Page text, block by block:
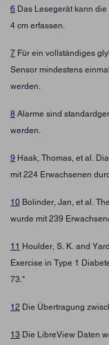
6 Das Lesegerät kann
4 cm erfassen.
7 Für ein vollständiges
Sensor mindestens
werden.
8 Alarme sind
werden.
9 Haak, Thomas, et al.
mit 224 Erwachsenen
10 Bolinder, Jan, et al.
wurde mit 239
11 Houlder, S. K. and
Exercise in Type 1
73."
12 Die Übertragung
13 Die LibreView Daten